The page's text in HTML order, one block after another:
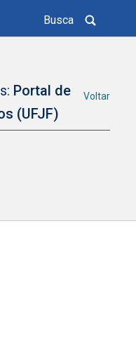
Busca
Portal de
(UFJF)
Voltar